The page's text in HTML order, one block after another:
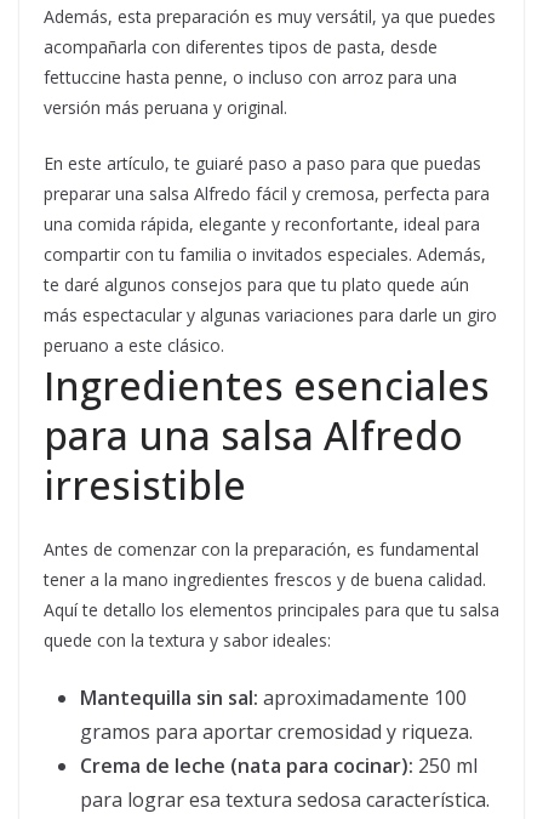
Además, esta preparación es muy versátil, ya que puedes
acompañarla con diferentes tipos de pasta, desde
fettuccine hasta penne, o incluso con arroz para una
versión más peruana y original.
En este artículo, te guiaré paso a paso para que puedas
preparar una salsa Alfredo fácil y cremosa, perfecta para
una comida rápida, elegante y reconfortante, ideal para
compartir con tu familia o invitados especiales. Además,
te daré algunos consejos para que tu plato quede aún
más espectacular y algunas variaciones para darle un giro
peruano a este clásico.
Ingredientes esenciales
para una salsa Alfredo
irresistible
Antes de comenzar con la preparación, es fundamental
tener a la mano ingredientes frescos y de buena calidad.
Aquí te detallo los elementos principales para que tu salsa
quede con la textura y sabor ideales:
Mantequilla sin sal: aproximadamente 100
gramos para aportar cremosidad y riqueza.
Crema de leche (nata para cocinar): 250 ml
para lograr esa textura sedosa característica.